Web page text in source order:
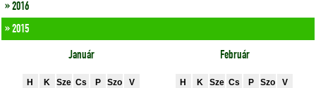
» 2016
» 2015
Január
H K Sze Cs P Szo
V
Február
H K Sze Cs P Szo
V